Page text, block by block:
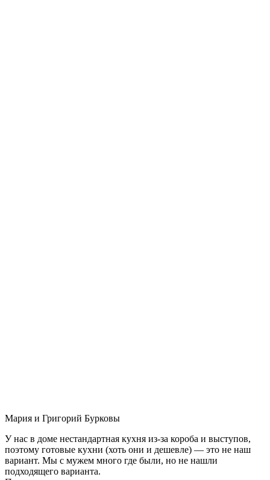
Мария и Григорий Бурковы
У нас в доме нестандартная кухня из-за короба и выступов,
поэтому готовые кухни (хоть они и дешевле) — это не наш
вариант. Мы с мужем много где были, но не нашли
подходящего варианта.